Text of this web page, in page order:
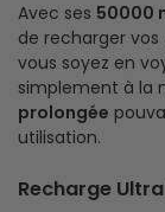
Avec ses 50000
de recharger vos
vous soyez en
simplement à la
prolongée
utilisation.
Recharge